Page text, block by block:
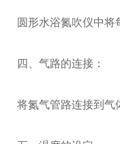
圆形水浴氮吹仪中
四、气路的连接：
将氮气管路连接到气